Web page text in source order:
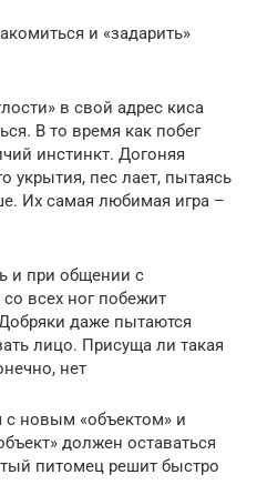
и «задарить»
в свой адрес киса
В то время как побег
инстинкт. Догоняя
укрытия, пес лает, пытаясь
Их самая любимая игра –
и при общении с
всех ног побежит
даже пытаются
лицо. Присуща ли такая
нет
с новым «объектом» и
должен оставаться
питомец решит быстро